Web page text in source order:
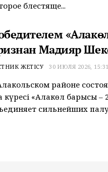
блестяще...
Мадияр
ЖЕТІСУ 30 ИЮЛЯ 2026, 15:31
районе
күресі «Алакөл барысы
сильнейших